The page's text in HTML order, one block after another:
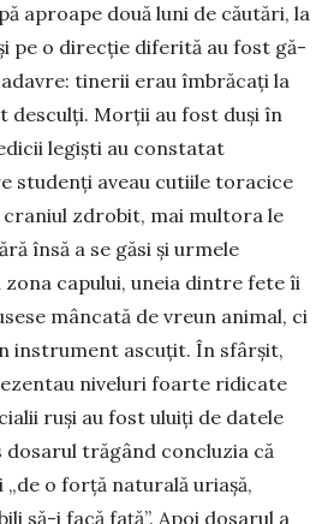
aproape două luni de căutări, la
pe o di­rec­ţie diferită au fost gă­
tinerii erau îm­brăcați la
desculţi. Morții au fost duși în
legişti au constatat
studenţi aveau cutiile to­racice
zdro­bit, mai multora le
însă a se găsi şi urmele
capului, uneia din­tre fete îi
mâncată de vreun animal, ci
instrument ascuţit. În sfârșit,
niveluri foarte ridicate
ruşi au fost uluiţi de datele
dosarul trăgând concluzia că
o forţă naturală uriaşă,
să-i facă faţă”. Apoi do­sa­­rul a